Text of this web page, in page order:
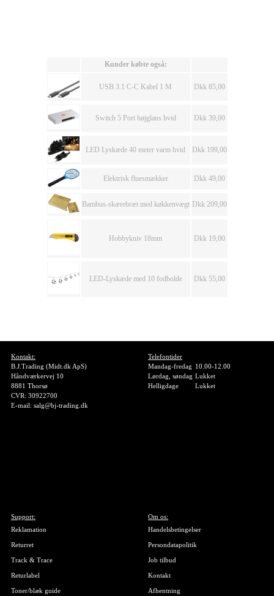
Kunder købte også:
USB 3.1 C-C Kabel 1 M Dkk 85,00
Switch 5 Port højglans hvid Dkk 39,00
LED Lyskæde 40 meter varm hvid Dkk 199,00
Elektrisk fluesmækker Dkk 49,00
Bambus-skærebræt med køkkenvægt Dkk 209,00
Hobbykniv 18mm Dkk 19,00
LED-Lyskæde med 10 fodbolde Dkk 55,00
Kontakt:
B.J.Trading (Midt.dk ApS)
Håndværkervej 10
8881 Thorsø
CVR: 30922700
E-mail: salg@bj-trading.dk
Telefontider
Mandag-fredag 10.00-12.00
Lørdag, søndag Lukket
Helligdage
Lukket
Support:
Reklamation
Returret
Track & Trace
Returlabel
Toner/blæk guide
Om os:
Handelsbetingelser
Persondatapolitik
Job tilbud
Kontakt
Afhentning